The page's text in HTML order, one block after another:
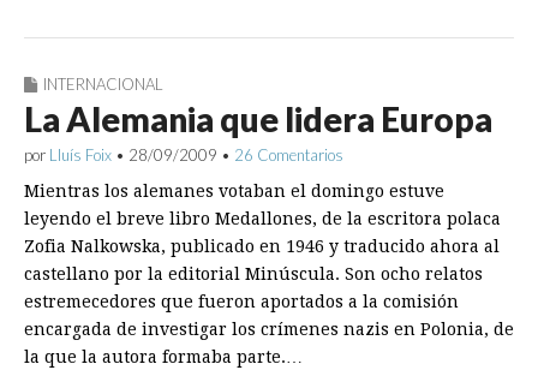
INTERNACIONAL
La Alemania que lidera Europa
por Lluís Foix • 28/09/2009 • 26 Comentarios
Mientras los alemanes votaban el domingo estuve
leyendo el breve libro Medallones, de la escritora polaca
Zofia Nalkowska, publicado en 1946 y traducido ahora al
castellano por la editorial Minúscula. Son ocho relatos
estremecedores que fueron aportados a la comisión
encargada de investigar los crímenes nazis en Polonia, de
la que la autora formaba parte.…